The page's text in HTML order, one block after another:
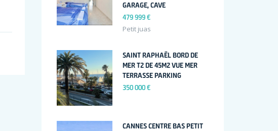
GARAGE, CAVE
479 999 €
Petit juas
SAINT RAPHAËL BORD DE
MER T2 DE 45M2 VUE MER
TERRASSE PARKING
350 000 €
CANNES CENTRE BAS PETIT